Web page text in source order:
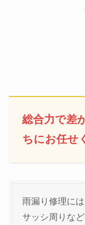
総合力で差
ちにお任せ
雨漏り修理に
サッシ周りなど